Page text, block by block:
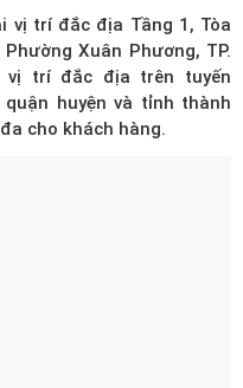
vị trí đắc địa Tầng 1, Tòa
Xuân Phương, TP.
vị trí đắc địa trên tuyến
huyện và tỉnh thành
cho khách hàng.